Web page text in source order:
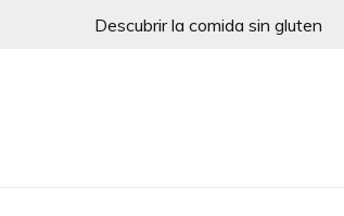
Descubrir la comida sin gluten